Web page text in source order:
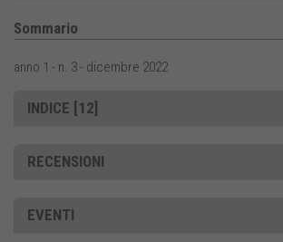
Sommario
anno 1 - n. 3 - dicembre 2022
INDICE [12]
RECENSIONI
EVENTI